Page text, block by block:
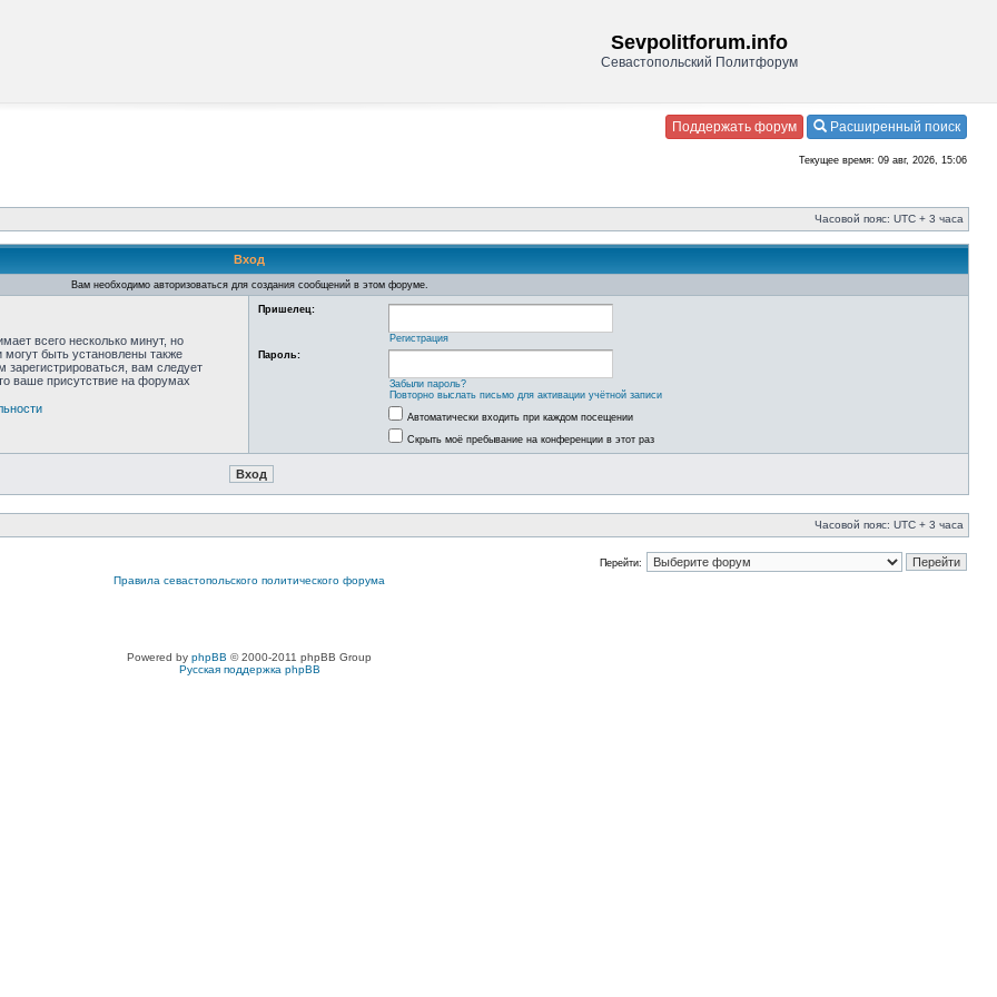
Sevpolitforum.info
Севастопольский Политфорум
Поддержать форум Расширенный поиск
Текущее время: 09 авг, 2026, 15:06
Часовой пояс: UTC + 3 часа
Вход
Вам необходимо авторизоваться для создания сообщений в этом форуме.
всего несколько минут, но
быть установлены также
зарегистрироваться, вам следует
ваше присутствие на форумах
Пришелец:
Регистрация
Пароль:
Забыли пароль?
Повторно выслать письмо для активации учётной записи
Автоматически входить при каждом посещении
Скрыть моё пребывание на конференции в этот раз
Часовой пояс: UTC + 3 часа
Перейти:
Правила севастопольского политического форума
Powered by phpBB © 2000-2011 phpBB Group
Русская поддержка phpBB